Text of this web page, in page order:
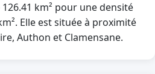
km² pour une densité
Elle est située à proximité
Authon et Clamensane.